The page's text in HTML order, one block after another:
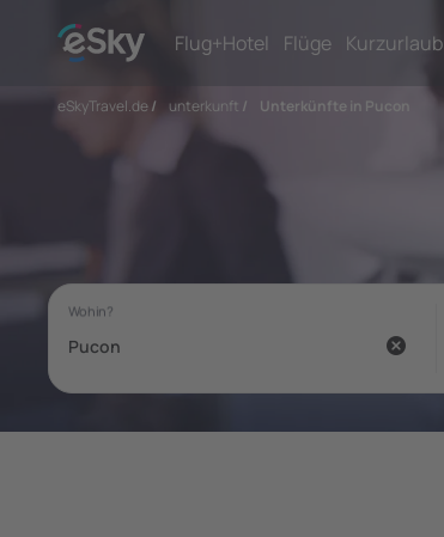
Flug+Hotel Flüge Kurzurlaub
eSkyTravel.de/ unterkunft / Unterkünfte in Pucon